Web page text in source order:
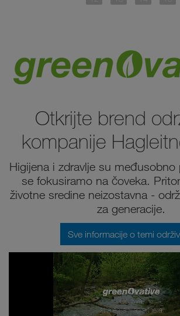
Otkrijte brend
kompanije
Higijena i zdravlje su međusobno
se fokusiramo na čoveka.
životne sredine neizostavna -
za generacije.
Sve informacije o temi